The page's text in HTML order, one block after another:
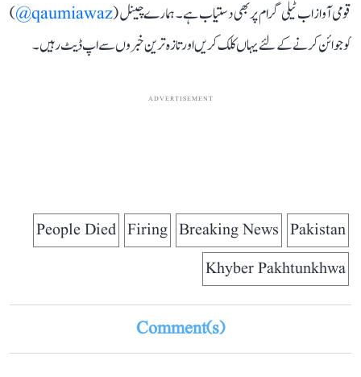
قومی آواز اب ٹیلی گرام پر بھی دستیاب ہے۔ ہمارے چینل (qaumiawaz@
)
کو جوائن کرنے کے لئے یہاں کلک کریں اور تازہ ترین خبروں سے اپ ڈیٹ رہیں۔
ADVERTISEMENT
Pakistan
Breaking News
Firing
People Died
Khyber Pakhtunkhwa
Comment(s)